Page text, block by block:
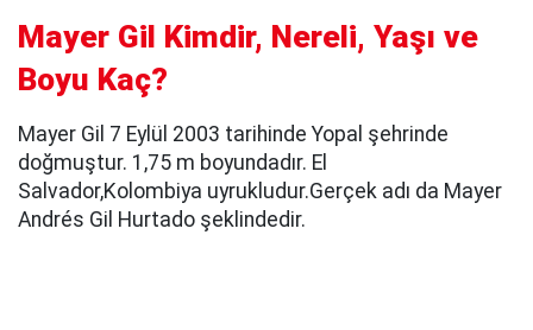
Mayer Gil Kimdir, Nereli, Yaşı ve
Boyu Kaç?
Mayer Gil 7 Eylül 2003 tarihinde Yopal şehrinde
doğmuştur. 1,75 m boyundadır. El
Salvador,Kolombiya uyrukludur.Gerçek adı da Mayer
Andrés Gil Hurtado şeklindedir.